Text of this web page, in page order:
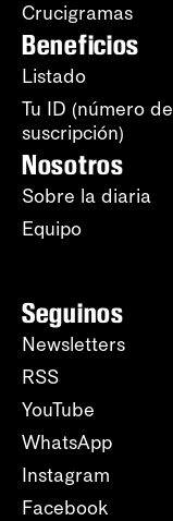
Crucigramas
Beneficios
Listado
Tu ID (número de
suscripción)
Nosotros
Sobre la diaria
Equipo
Seguinos
Newsletters
RSS
YouTube
WhatsApp
Instagram
Facebook